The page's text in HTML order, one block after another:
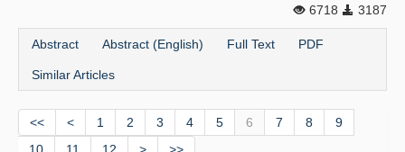
6718
3187
Abstract Abstract (English) Full Text PDF
Similar Articles
<< < 1 2 3 4 5 6 7 8
9